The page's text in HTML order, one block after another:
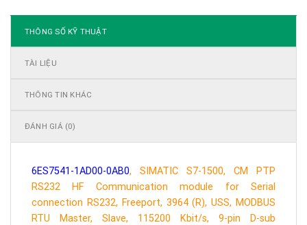
THÔNG SỐ KỸ THUẬT
TÀI LIỆU
THÔNG TIN KHÁC
ĐÁNH GIÁ (0)
6ES7541-1AD00-0AB0, SIMATIC S7-1500, CM PTP
RS232 HF Communication module for Serial
connection RS232, Freeport, 3964 (R), USS, MODBUS
RTU Master, Slave, 115200 Kbit/s, 9-pin D-sub